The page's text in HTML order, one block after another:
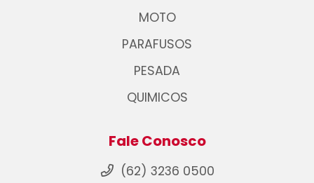
MOTO
PARAFUSOS
PESADA
QUIMICOS
Fale Conosco
(62) 3236 0500